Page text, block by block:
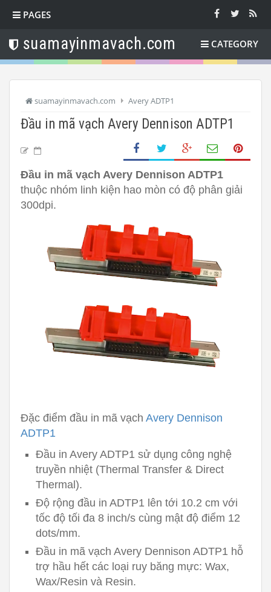
PAGES
suamayinmavach.com CATEGORY
suamayinmavach.com Avery ADTP1
Đầu in mã vạch Avery Dennison ADTP1
Đầu in mã vạch Avery Dennison ADTP1
thuộc nhóm linh kiện hao mòn có độ phân giải
300dpi.
Đặc điểm đầu in mã vạch Avery Dennison
ADTP1
Đầu in Avery ADTP1 sử dụng công nghệ
truyền nhiệt (Thermal Transfer & Direct
Thermal).
Độ rộng đầu in ADTP1 lên tới 10.2 cm với
tốc độ tối đa 8 inch/s cùng mật độ điểm 12
dots/mm.
Đầu in mã vạch Avery Dennison ADTP1 hỗ
trợ hầu hết các loại ruy băng mực: Wax,
Wax/Resin và Resin.